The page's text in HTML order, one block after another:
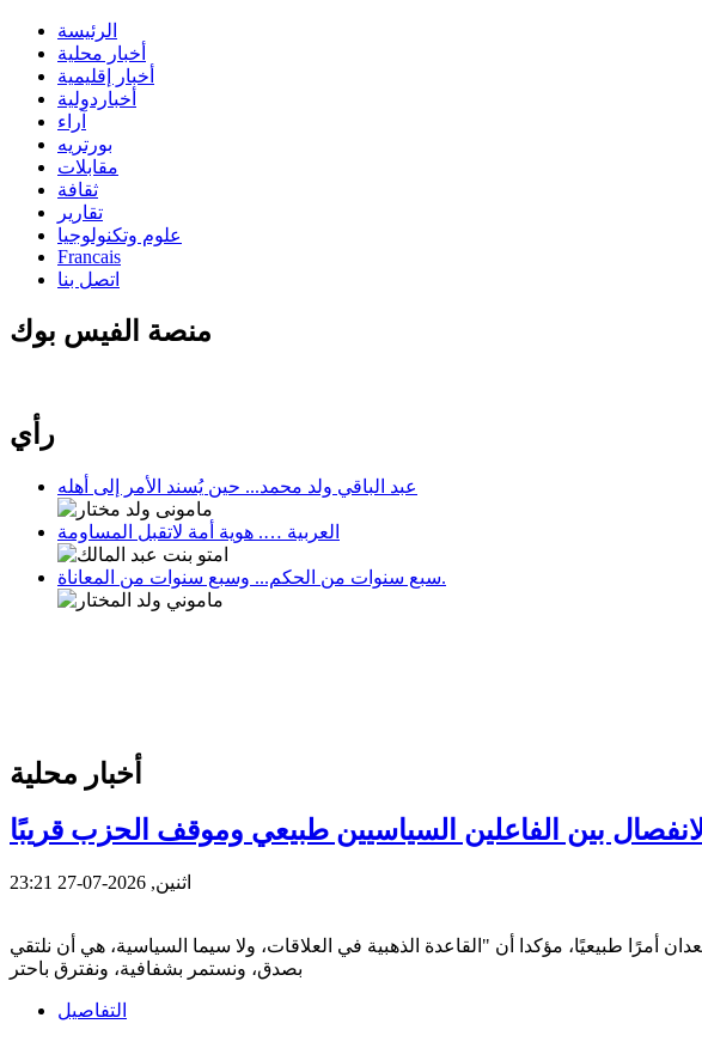
الرئيسة
أخبار محلية
أخبار إقليمية
أخباردولية
آراء
بورتريه
مقابلات
ثقافة
تقارير
علوم وتكنولوجيا
Francais
اتصل بنا
منصة الفيس بوك
رأي
عبد الباقي ولد محمد... حين يُسند الأمر إلى أهله
العربية …. هوية أمة لاتقبل المساومة
سبع سنوات من الحكم... وسبع سنوات من المعاناة.
أخبار محلية
بين الفاعلين السياسيين طبيعي وموقف الحزب قريبًا
اثنين, 2026-07-27 23:21
طبيعيًا، مؤكدا أن "القاعدة الذهبية في العلاقات، ولا سيما السياسية، هي أن نلتقي
بصدق، ونستمر بشفافية، ونفترق باحتر
التفاصيل